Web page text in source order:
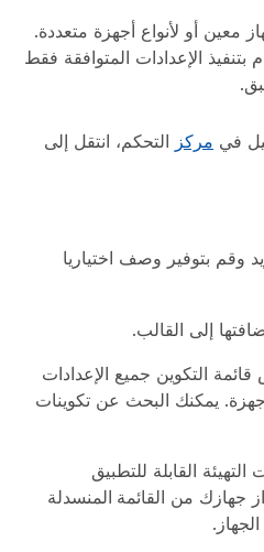
معين أو لأنواع أجهزة متعددة.
بتنفيذ الإعدادات المتوافقة فقط
في مركز التحكم، انتقل إلى
وقم بتوفير وصف اختياريا
إلى القالب.
التكوين جميع الإعدادات
يمكنك البحث عن تكوينات
القابلة للتطبيق
جهازك من القائمة المنسدلة
الجهاز.